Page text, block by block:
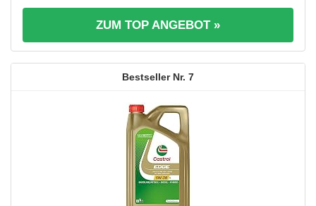
ZUM TOP ANGEBOT »
7